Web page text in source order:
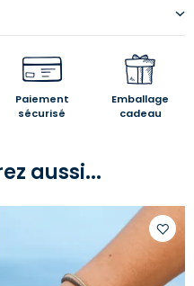
Paiement
sécurisé
Emballage
cadeau
aussi...
à